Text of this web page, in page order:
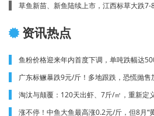
草鱼新苗、新鱼陆续上市，江西标草大跌7-
资讯热点
鱼粉价格迎来年内首度下调，单吨跌幅达
广东标鳜暴跌9元/斤！多地跟跌，恐慌抛售
淘汰与颠覆：120天出虾、7斤/㎡，重新定
涨不停！中鱼大鱼最高涨0.2元/斤，但8月“